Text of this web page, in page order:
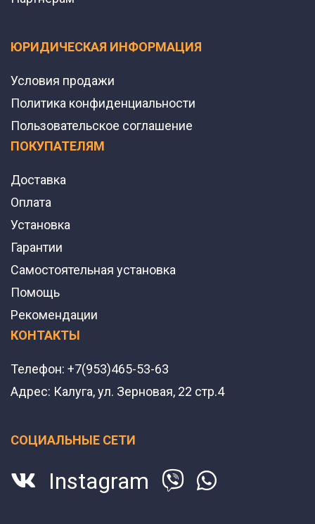
ЮРИДИЧЕСКАЯ ИНФОРМАЦИЯ
Условия продажи
Политика конфиденциальности
Пользовательское соглашение
ПОКУПАТЕЛЯМ
Доставка
Оплата
Установка
Гарантии
Самостоятельная установка
Помощь
Рекомендации
КОНТАКТЫ
Телефон: +7(953)465-53-63
Адрес: Калуга, ул. Зерновая, 22 стр.4
СОЦИАЛЬНЫЕ СЕТИ
Instagram